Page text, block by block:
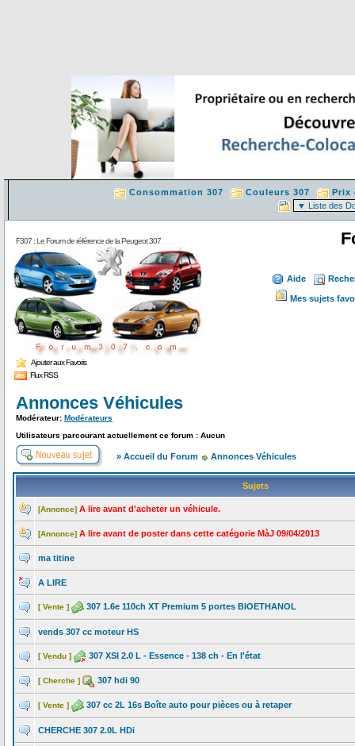
Consommation 307 Couleurs 307 Prix
F307 : Le Forum de référence de la Peugeot 307
Ajouter aux Favoris
Flux RSS
Aide
Mes sujets
Annonces Véhicules
Modérateur: Modérateurs
Utilisateurs parcourant actuellement ce forum : Aucun
» Accueil du Forum Annonces Véhicules
Sujets
[Annonce] A lire avant d'acheter un véhicule.
[Annonce] A lire avant de poster dans cette catégorie MàJ 09/04/2013
ma titine
A LIRE
[ Vente ] 307 1.6e 110ch XT Premium 5 portes BIOETHANOL
vends 307 cc moteur HS
[ Vendu ] 307 XSI 2.0 L - Essence - 138 ch - En l'état
[ Cherche ] 307 hdi 90
[ Vente ] 307 cc 2L 16s Boîte auto pour pièces ou à retaper
CHERCHE 307 2.0L HDi